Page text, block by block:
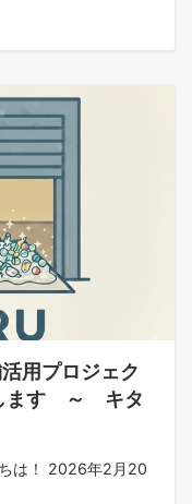
用プロジェク
ます ～ キタ
は！ 2026年2月20